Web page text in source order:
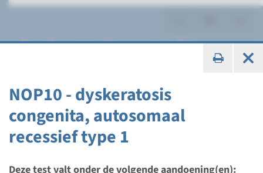
NOP10 - dyskeratosis
congenita, autosomaal
recessief type 1
Deze test valt onder de volgende aandoening(en):
Dyskeratosis congenita
Panel
Dyskeratosis congenita en